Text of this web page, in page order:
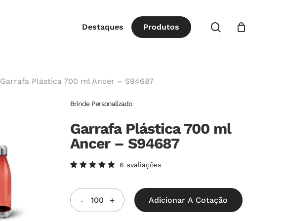
Destaques Produtos procurar
Garrafa Plástica 700 ml Ancer – S94687
Brinde Personalizado
Garrafa Plástica 700 ml
Ancer – S94687
5.00de
5, com
baseado
em
6 avaliações
Adicionar A Cotação